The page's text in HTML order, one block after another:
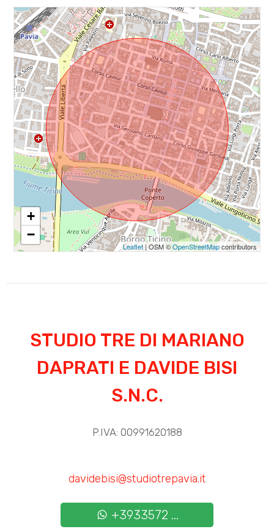
+
−
Leaflet | OSM ©OpenStreetMapcontributors
STUDIO TRE DI MARIANO
DAPRATI E DAVIDE BISI
S.N.C.
P.IVA: 00991620188
davidebisi@studiotrepavia.it
+3933572 ...
Balcone/Terrazzo
Ascensore
Arredato
Nuova costruzione
Lusso